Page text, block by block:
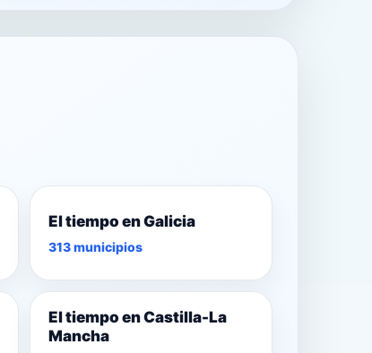
El tiempo en Galicia
313 municipios
El tiempo en Castilla-La
Mancha